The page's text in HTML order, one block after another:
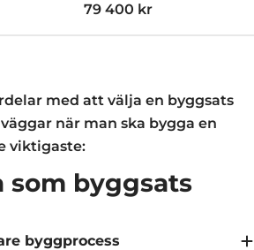
Ordinarie
79 400 kr
med att välja en byggsats
när man ska bygga en
viktigaste:
som byggsats
byggprocess